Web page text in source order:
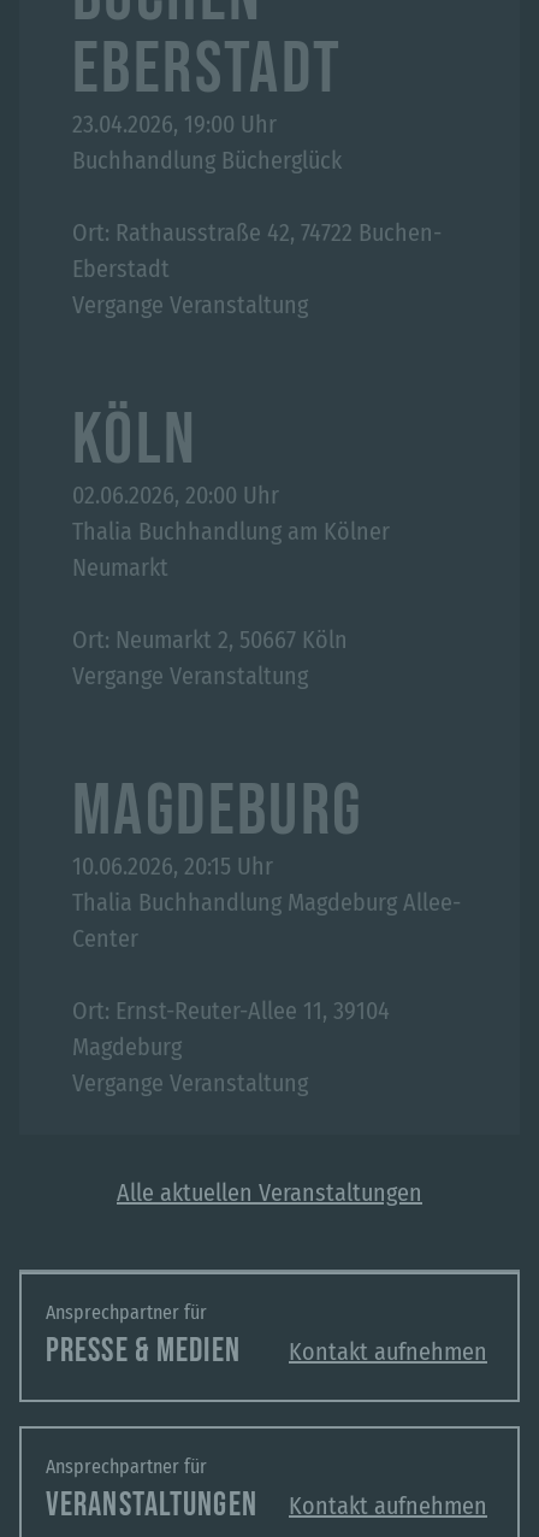
EBERSTADT
23.04.2026, 19:00 Uhr
Buchhandlung Bücherglück
Ort: Rathausstraße 42, 74722 Buchen-
Eberstadt
Vergange Veranstaltung
KÖLN
02.06.2026, 20:00 Uhr
Thalia Buchhandlung am Kölner
Neumarkt
Ort: Neumarkt 2, 50667 Köln
Vergange Veranstaltung
MAGDEBURG
10.06.2026, 20:15 Uhr
Thalia Buchhandlung Magdeburg Allee-
Center
Ort: Ernst-Reuter-Allee 11, 39104
Magdeburg
Vergange Veranstaltung
Alle aktuellen Veranstaltungen
Ansprechpartner für
PRESSE & MEDIEN Kontakt aufnehmen
Ansprechpartner für
VERANSTALTUNGEN Kontakt aufnehmen